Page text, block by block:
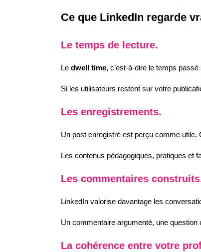
Ce que LinkedIn regarde
Le temps de lecture.
Le dwell time, c’est-à-dire le temps
Si les utilisateurs restent sur votre
Les enregistrements.
Un post enregistré est perçu comme utile.
Les contenus pédagogiques, pratiques et
Les commentaires
LinkedIn valorise davantage les
Un commentaire argumenté, une question
La cohérence entre votre